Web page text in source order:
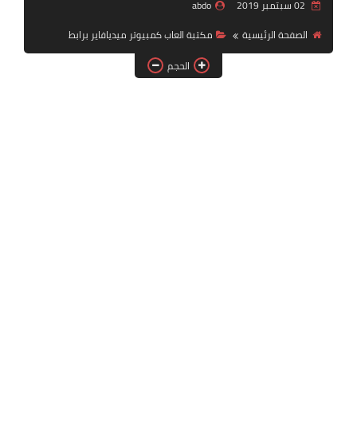
abdo
الصفحة الرئيسية
مكتبة العاب كمبيوتر ميديافاير برابط
الحجم